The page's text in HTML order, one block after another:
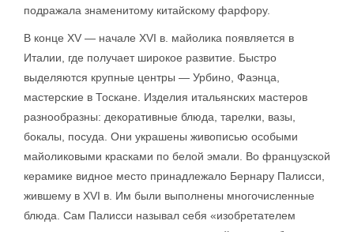
подражала знаменитому китайскому фарфору.
В конце XV — начале XVI в. майолика появляется в
Италии, где получает широкое развитие. Быстро
выделяются крупные центры — Урбино, Фаэнца,
мастерские в Тоскане. Изделия итальянских мастеров
разнообразны: декоративные блюда, тарелки, вазы,
бокалы, посуда. Они украшены живописью особыми
майоликовыми красками по белой эмали. Во французской
керамике видное место принадлежало Бернару Палисси,
жившему в XVI в. Им были выполнены многочисленные
блюда. Сам Палисси называл себя «изобретателем